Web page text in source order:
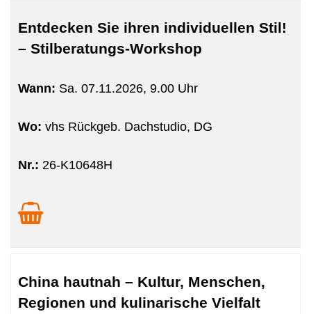
Entdecken Sie ihren individuellen Stil!
– Stilberatungs-Workshop
Wann: Sa. 07.11.2026, 9.00 Uhr
Wo: vhs Rückgeb. Dachstudio, DG
Nr.: 26-K10648H
China hautnah – Kultur, Menschen,
Regionen und kulinarische Vielfalt